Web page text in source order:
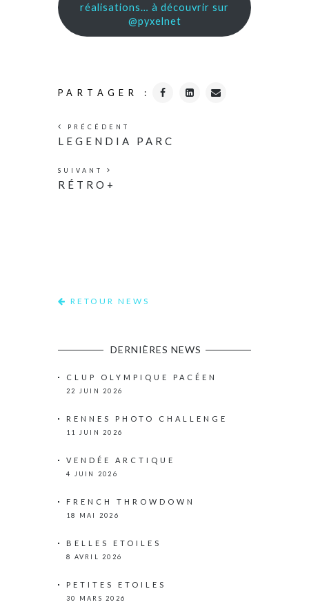
réalisations… à découvrir sur
@pyxelnet
PARTAGER :
PRÉCÉDENT
LEGENDIA PARC
SUIVANT
RÉTRO+
RETOUR NEWS
DERNIÈRES NEWS
CLUP OLYMPIQUE PACÉEN
22 JUIN 2026
RENNES PHOTO CHALLENGE
11 JUIN 2026
VENDÉE ARCTIQUE
4 JUIN 2026
FRENCH THROWDOWN
18 MAI 2026
BELLES ETOILES
8 AVRIL 2026
PETITES ETOILES
30 MARS 2026